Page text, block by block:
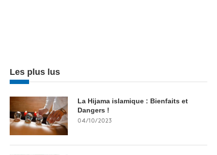
Les plus lus
La Hijama islamique : Bienfaits et
Dangers !
04/10/2023